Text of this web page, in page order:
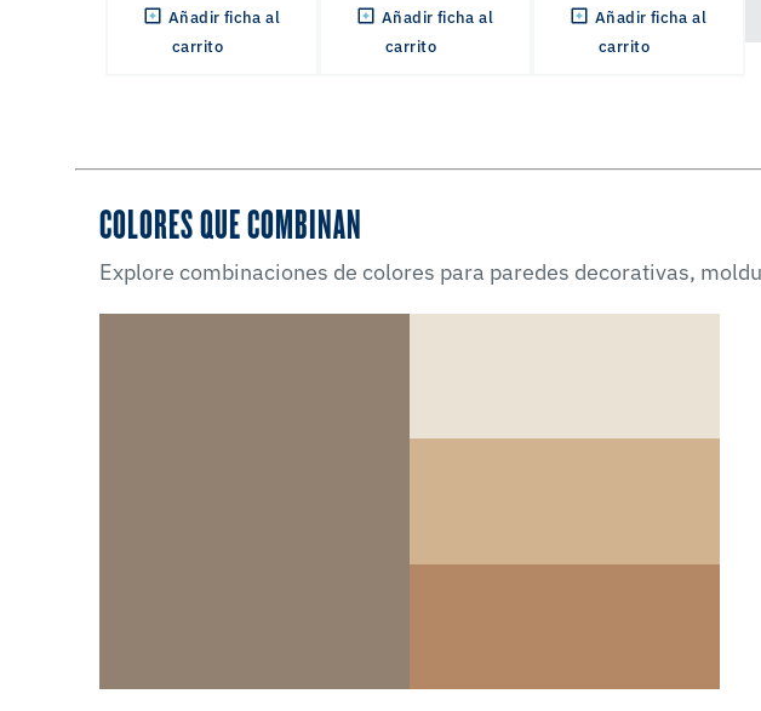
Añadir ficha al
carrito
Añadir ficha al
carrito
Añadir ficha al
carrito
COLORES QUE COMBINAN
Explore combinaciones de colores para paredes decorativas,